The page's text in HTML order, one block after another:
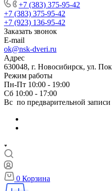
+7 (383) 375-95-42
+7 (383) 375-95-42
+7 (923) 136-95-42
Заказать звонок
E-mail
ok@nsk-dveri.ru
Адрес
630048, г. Новосибирск, ул.
Режим работы
Пн-Пт 10:00 - 19:00
Сб 10:00 - 17:00
Вс по предварительной записи
0 Корзина